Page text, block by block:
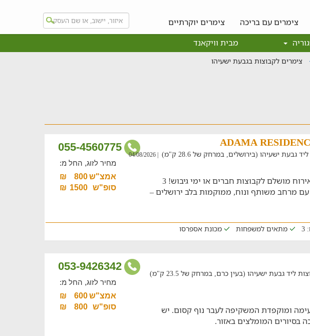
צימרים עם בריכה
צימרים יוקרתיים
מבית וויקאנד
צימרים לקבוצות בגבעת ישעיהו
055-4560775
גבעת ישעיהו (בירושלים, במרחק של 28.6 ק"מ) | 04/08/2026
בואו ליהנות מאירוח מושלם לקבוצות חברים או ימי גיבוש! 3
עם מרחב משותף ונוח, ממוקמות בלב ירושלים –
מחיר לזוג, החל מ:
אמצ"ש800
₪
סופ"ש
1500
₪
3
מתאים למשפחות מכונת אספרסו
053-9426342
ליד גבעת ישעיהו (בעין כרם, במרחק של 23.5 ק"מ)
ומוקפדת המשקיפה לעבר נוף קסום. יש
בסיורים המומלצים באזור.
מחיר לזוג, החל מ:
אמצ"ש600
₪
סופ"ש
800
₪